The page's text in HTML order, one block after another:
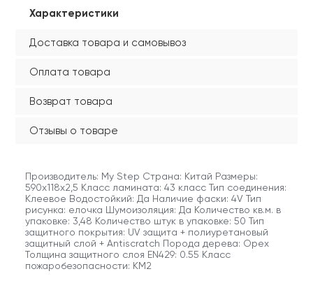
Характеристики
Доставка товара и самовывоз
Оплата товара
Возврат товара
Отзывы о товаре
Производитель: My Step Страна: Китай Размеры:
590х118х2,5 Класс ламината: 43 класс Тип соединения:
Клеевое Водостойкий: Да Наличие фаски: 4V Тип
рисунка: елочка Шумоизоляция: Да Количество кв.м. в
упаковке: 3,48 Количество штук в упаковке: 50 Тип
защитного покрытия: UV защита + полиуретановый
защитный слой + Antiscratch Порода дерева: Орех
Толщина защитного слоя EN429: 0.55 Класс
пожаробезопасности: КМ2